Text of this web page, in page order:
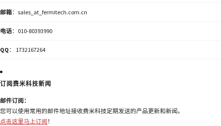
邮箱：sales_at_fermitech.com.cn
电话：010-80393990
QQ ： 1732167264
订阅费米科技新闻
邮件订阅：
您可以使用常用的邮件地址接收费米科技定期发送的产品更新和新闻。
点击这里马上订阅 ！